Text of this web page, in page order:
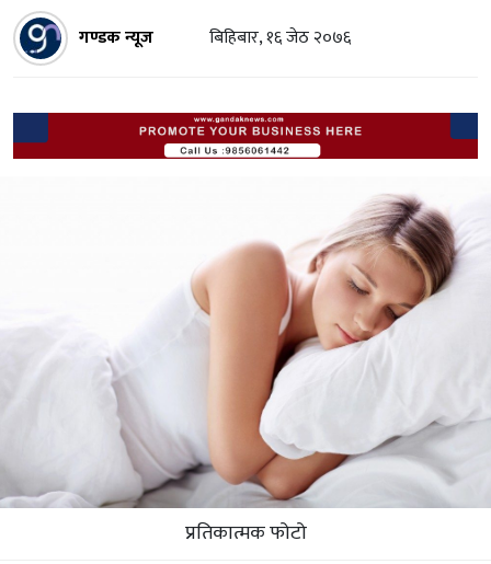
गण्डक न्यूज बिहिबार, १६ जेठ २०७६
प्रतिकात्मक फोटो